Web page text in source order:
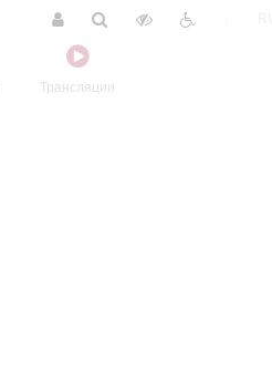
Трансляции